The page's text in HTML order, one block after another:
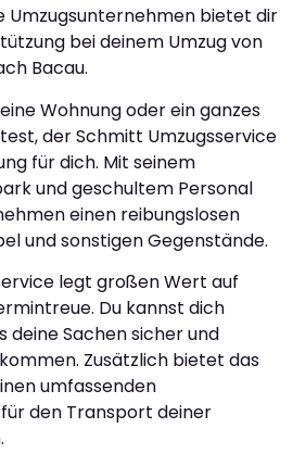
Umzugsunternehmen bietet dir
bei deinem Umzug von
Bacau.
Wohnung oder ein ganzes
der Schmitt Umzugsservice
für dich. Mit seinem
und geschultem Personal
einen reibungslosen
und sonstigen Gegenstände.
legt großen Wert auf
Du kannst dich
deine Sachen sicher und
Zusätzlich bietet das
umfassenden
den Transport deiner